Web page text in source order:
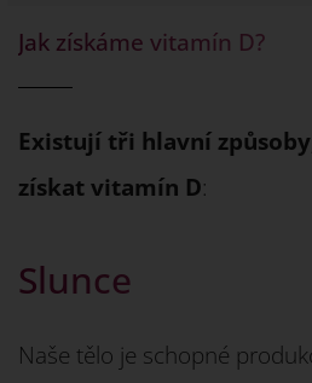
Jak získáme vitamín D?
Existují tři hlavní
získat vitamín D:
Slunce
Naše tělo je schopné